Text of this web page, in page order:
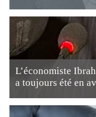
L’économiste
a toujours été en